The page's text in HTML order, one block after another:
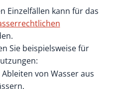
Einzelfällen kann für das
Sie beispielsweise für
von Wasser aus